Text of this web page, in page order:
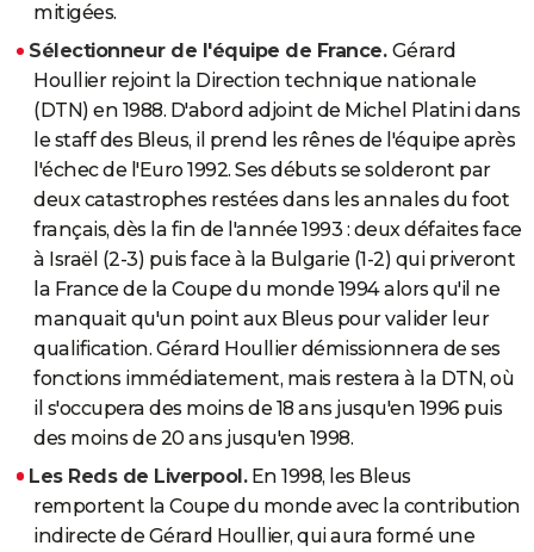
mitigées.
Sélectionneur de l'équipe de France. Gérard
Houllier rejoint la Direction technique nationale
(DTN) en 1988. D'abord adjoint de Michel Platini dans
le staff des Bleus, il prend les rênes de l'équipe après
l'échec de l'Euro 1992. Ses débuts se solderont par
deux catastrophes restées dans les annales du foot
français, dès la fin de l'année 1993 : deux défaites face
à Israël (2-3) puis face à la Bulgarie (1-2) qui priveront
la France de la Coupe du monde 1994 alors qu'il ne
manquait qu'un point aux Bleus pour valider leur
qualification. Gérard Houllier démissionnera de ses
fonctions immédiatement, mais restera à la DTN, où
il s'occupera des moins de 18 ans jusqu'en 1996 puis
des moins de 20 ans jusqu'en 1998.
Les Reds de Liverpool.En 1998, les Bleus
remportent la Coupe du monde avec la contribution
indirecte de Gérard Houllier, qui aura formé une